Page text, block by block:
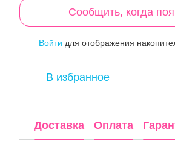
Сообщить, когда
Войти для отображения
В избранное
Доставка Оплата